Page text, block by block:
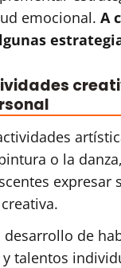
emocional. A
o la
expresar
desarrollo de
talentos